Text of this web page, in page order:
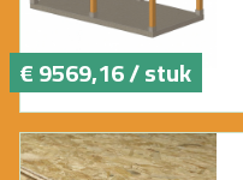
€ 9569,16 / stuk